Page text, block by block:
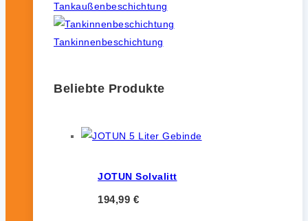
Tankaußenbeschichtung
Tankinnenbeschichtung
Beliebte Produkte
JOTUN Solvalitt
194,99 €